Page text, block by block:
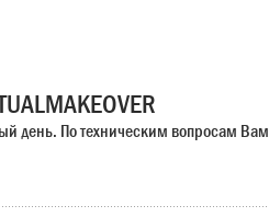
день. По техническим вопросам